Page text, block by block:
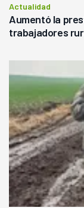
Actualidad
Aumentó la
trabajadores